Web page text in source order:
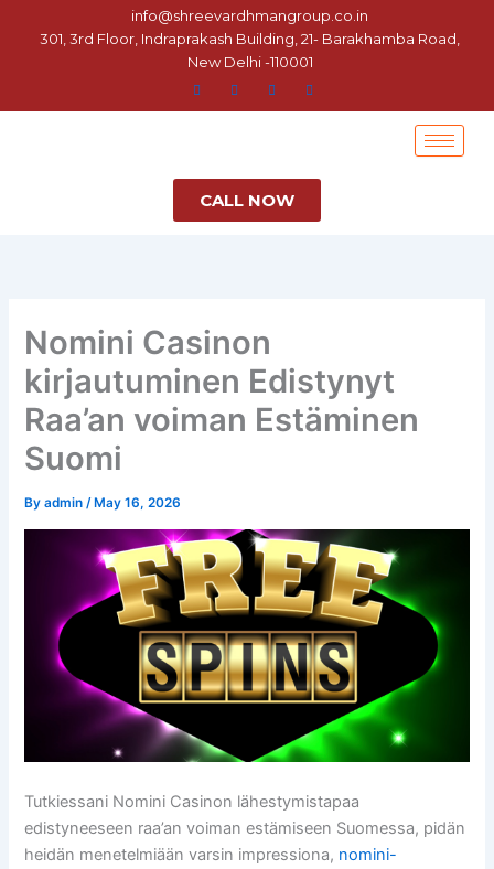
info@shreevardhmangroup.co.in
301, 3rd Floor, Indraprakash Building, 21- Barakhamba Road,
New Delhi -110001
CALL NOW
Nomini Casinon
kirjautuminen Edistynyt
Raa’an voiman Estäminen
Suomi
Byadmin/ May 16, 2026
Tutkiessani Nomini Casinon lähestymistapaa
edistyneeseen raa’an voiman estämiseen Suomessa, pidän
heidän menetelmiään varsin impressiona, nomini-